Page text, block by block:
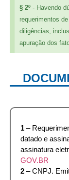
§ 2º - Havendo
requerimentos
diligências,
apuração dos
1 –
datado e
assinatura
GOV.BR
2 – CNPJ.